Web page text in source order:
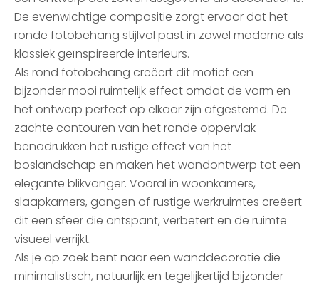
De evenwichtige compositie zorgt ervoor dat het
ronde fotobehang stijlvol past in zowel moderne als
klassiek geïnspireerde interieurs.
Als rond fotobehang creëert dit motief een
bijzonder mooi ruimtelijk effect omdat de vorm en
het ontwerp perfect op elkaar zijn afgestemd. De
zachte contouren van het ronde oppervlak
benadrukken het rustige effect van het
boslandschap en maken het wandontwerp tot een
elegante blikvanger. Vooral in woonkamers,
slaapkamers, gangen of rustige werkruimtes creëert
dit een sfeer die ontspant, verbetert en de ruimte
visueel verrijkt.
Als je op zoek bent naar een wanddecoratie die
minimalistisch, natuurlijk en tegelijkertijd bijzonder